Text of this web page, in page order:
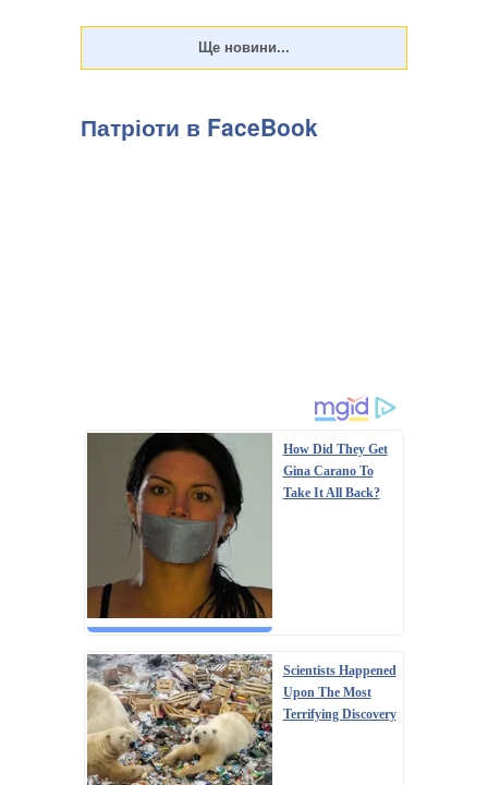
Патріоти в FaceBook
How Did They Get
Gina Carano To
Take It All Back?
Scientists Happened
Upon The Most
Terrifying Discovery